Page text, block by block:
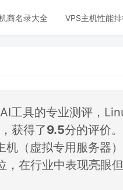
商名录大全 VPS主机性能
工具的专业测评，
获得了9.5分的评价。
（虚拟专用服务器
在行业中表现亮眼